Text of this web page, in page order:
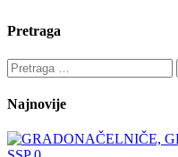
Pretraga
Pretraga
za:
Najnovije